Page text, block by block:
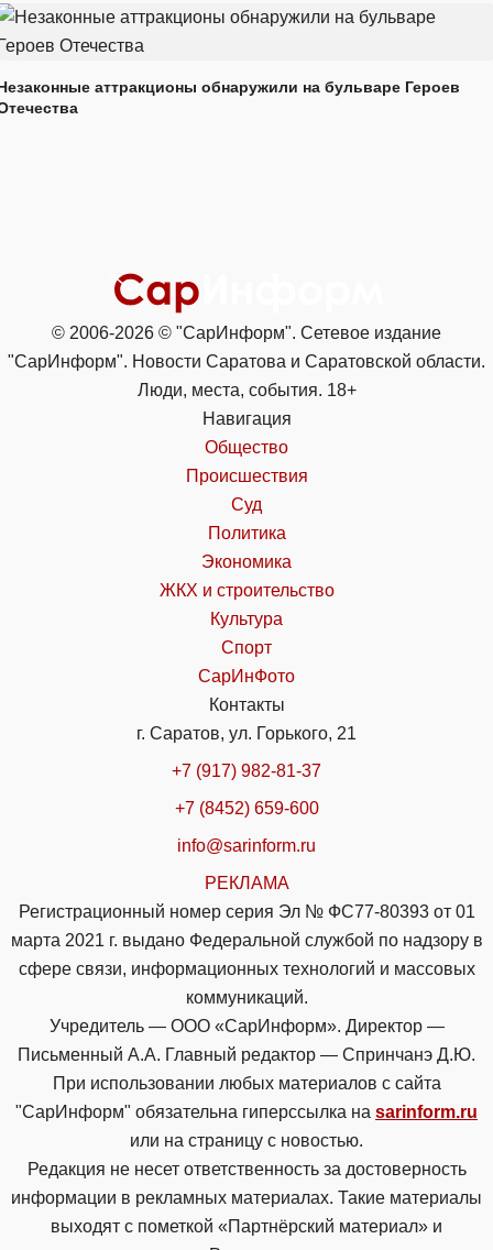
аттракционы обнаружили на бульваре Героев
© 2006-2026 © "СарИнформ". Сетевое издание
"СарИнформ". Новости Саратова и Саратовской области.
Люди, места, события. 18+
Навигация
Общество
Происшествия
Суд
Политика
Экономика
ЖКХ и строительство
Культура
Спорт
СарИнФото
Контакты
г. Саратов, ул. Горького, 21
+7 (917) 982-81-37
+7 (8452) 659-600
info@sarinform.ru
РЕКЛАМА
Регистрационный номер серия Эл № ФС77-80393 от 01
марта 2021 г. выдано Федеральной службой по надзору в
сфере связи, информационных технологий и массовых
коммуникаций.
Учредитель — ООО «СарИнформ». Директор —
Письменный А.А. Главный редактор — Спринчанэ Д.Ю.
При использовании любых материалов с сайта
"СарИнформ" обязательна гиперссылка на sarinform.ru
или на страницу с новостью.
Редакция не несет ответственность за достоверность
информации в рекламных материалах. Такие материалы
выходят с пометкой «Партнёрский материал» и